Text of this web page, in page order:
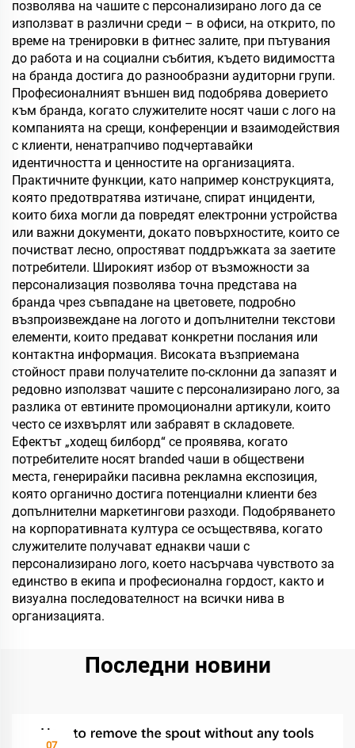
позволява на чашите с персонализирано лого да се
използват в различни среди – в офиси, на открито, по
време на тренировки в фитнес залите, при пътувания
до работа и на социални събития, където видимостта
на бранда достига до разнообразни аудиторни групи.
Професионалният външен вид подобрява доверието
към бранда, когато служителите носят чаши с лого на
компанията на срещи, конференции и взаимодействия
с клиенти, ненатрапчиво подчертавайки
идентичността и ценностите на организацията.
Практичните функции, като например конструкцията,
която предотвратява изтичане, спират инциденти,
които биха могли да повредят електронни устройства
или важни документи, докато повърхностите, които се
почистват лесно, опростяват поддръжката за заетите
потребители. Широкият избор от възможности за
персонализация позволява точна представа на
бранда чрез съвпадане на цветовете, подробно
възпроизвеждане на логото и допълнителни текстови
елементи, които предават конкретни послания или
контактна информация. Високата възприемана
стойност прави получателите по-склонни да запазят и
редовно използват чашите с персонализирано лого, за
разлика от евтините промоционални артикули, които
често се изхвърлят или забравят в складовете.
Ефектът „ходещ билборд“ се проявява, когато
потребителите носят branded чаши в обществени
места, генерирайки пасивна рекламна експозиция,
която органично достига потенциални клиенти без
допълнителни маркетингови разходи. Подобряването
на корпоративната култура се осъществява, когато
служителите получават еднакви чаши с
персонализирано лого, което насърчава чувството за
единство в екипа и професионална гордост, както и
визуална последователност на всички нива в
организацията.
Последни новини
07